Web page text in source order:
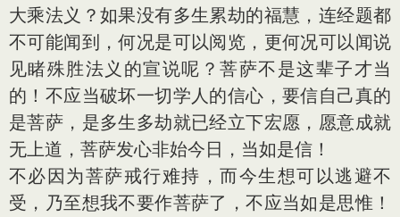
大乘法义？如果没有多生累劫的福慧，连经题都
不可能闻到，何况是可以阅览，更何况可以闻说
见睹殊胜法义的宣说呢？菩萨不是这辈子才当
的！不应当破坏一切学人的信心，要信自己真的
是菩萨，是多生多劫就已经立下宏愿，愿意成就
无上道，菩萨发心非始今日，当如是信！
不必因为菩萨戒行难持，而今生想可以逃避不
受，乃至想我不要作菩萨了，不应当如是思惟！